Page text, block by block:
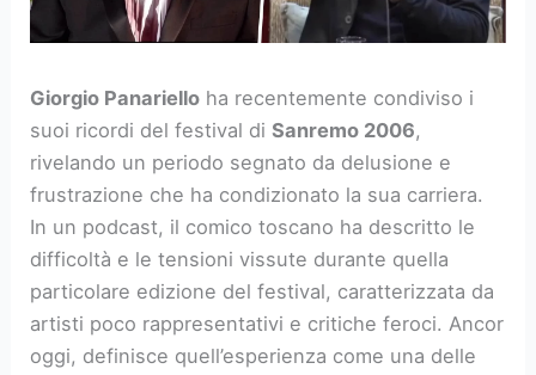
Giorgio Panariello ha recentemente condiviso i
suoi ricordi del festival diSanremo 2006,
rivelando un periodo segnato da delusione e
frustrazione che ha condizionato la sua carriera.
In un podcast, il comico toscano ha descritto le
difficoltà e le tensioni vissute durante quella
particolare edizione del festival, caratterizzata da
artisti poco rappresentativi e critiche feroci. Ancor
oggi, definisce quell’esperienza come una delle